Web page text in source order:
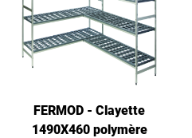
FERMOD - Clayette
1490X460 polymère